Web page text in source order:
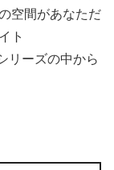
空間があなただ
ト
リーズの中から